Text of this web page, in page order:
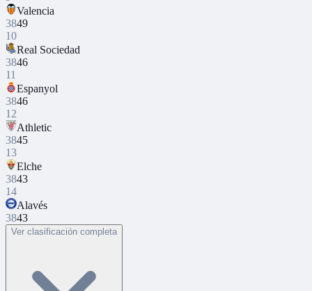
Valencia
3849
10
Real Sociedad
3846
11
Espanyol
3846
12
Athletic
3845
13
Elche
3843
14
Alavés
3843
Ver clasificación completa